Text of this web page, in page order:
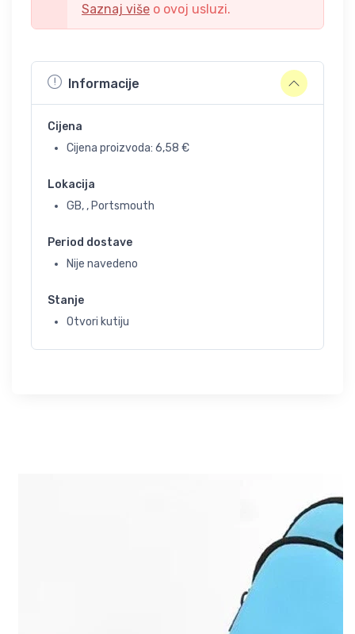
Saznaj više o ovoj usluzi.
Informacije
Cijena
Cijena proizvoda: 6,58 €
Lokacija
GB, , Portsmouth
Period dostave
Nije navedeno
Stanje
Otvori kutiju